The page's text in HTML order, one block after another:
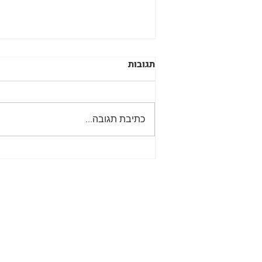
תגובות
כתיבת תגובה...